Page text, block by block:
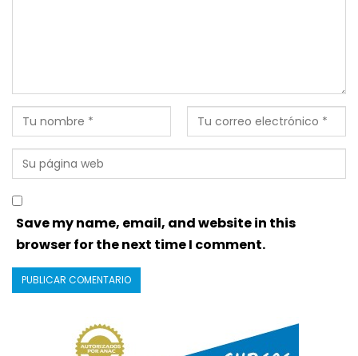
Save my name, email, and website in this
browser for the next time I comment.